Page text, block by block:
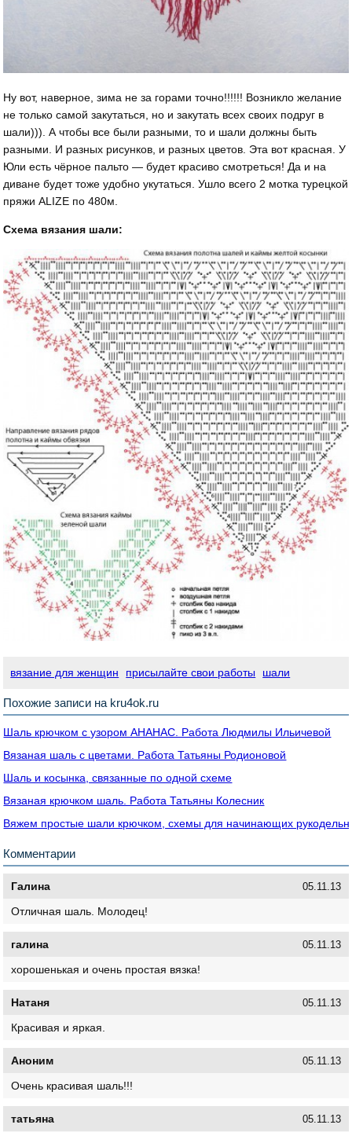
Ну вот, наверное, зима не за горами точно!!!!!! Возникло желание
не только самой закутаться, но и закутать всех своих подруг в
шали))). А чтобы все были разными, то и шали должны быть
разными. И разных рисунков, и разных цветов. Эта вот красная. У
Юли есть чёрное пальто — будет красиво смотреться! Да и на
диване будет тоже удобно укутаться. Ушло всего 2 мотка турецкой
пряжи ALIZE по 480м.
Схема вязания шали:
вязание для женщин присылайте свои работы шали
Похожие записи на kru4ok.ru
Шаль крючком с узором АНАНАС. Работа Людмилы Ильичевой
Вязаная шаль с цветами. Работа Татьяны Родионовой
Шаль и косынка, связанные по одной схеме
Вязаная крючком шаль. Работа Татьяны Колесник
Вяжем простые шали крючком, схемы для начинающих
Комментарии
Галина 05.11.13
Отличная шаль. Молодец!
галина 05.11.13
хорошенькая и очень простая вязка!
Натаня 05.11.13
Красивая и яркая.
Аноним 05.11.13
Очень красивая шаль!!!
татьяна 05.11.13